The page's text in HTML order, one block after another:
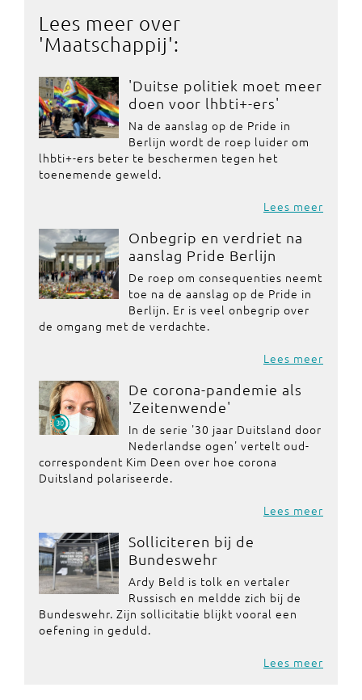
Lees meer over
'Maatschappij':
'Duitse politiek moet meer
doen voor lhbti+-ers'
Na de aanslag op de Pride in
Berlijn wordt de roep luider om
lhbti+-ers beter te beschermen tegen het
toenemende geweld.
Lees meer
Onbegrip en verdriet na
aanslag Pride Berlijn
De roep om consequenties neemt
toe na de aanslag op de Pride in
Berlijn. Er is veel onbegrip over
de omgang met de verdachte.
Lees meer
De corona-pandemie als
'Zeitenwende'
In de serie '30 jaar Duitsland door
Nederlandse ogen' vertelt oud-
correspondent Kim Deen over hoe corona
Duitsland polariseerde.
Lees meer
Solliciteren bij de
Bundeswehr
Ardy Beld is tolk en vertaler
Russisch en meldde zich bij de
Bundeswehr. Zijn sollicitatie blijkt vooral een
oefening in geduld.
Lees meer